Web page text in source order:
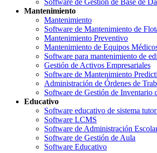
Software de Gestión de Base de
Mantenimiento
Mantenimiento
Software de Mantenimiento de
Mantenimiento Preventivo
Mantenimiento de Equipos
Software para mantenimiento de
Gestión de Activos Empresariales
Software de Mantenimiento
Administración de Órdenes de
Software de Gestión de Inventario
Educativo
Software educativo de sistema
Software LCMS
Software de Administración
Software de Gestión de Aula
Software Educativo